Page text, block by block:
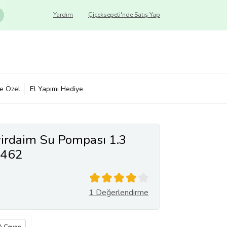
Çiçeksepeti'nde Satış Yap
Yardım
Özel El Yapımı Hediye
Su Pompası 1.3
1 Değerlendirme